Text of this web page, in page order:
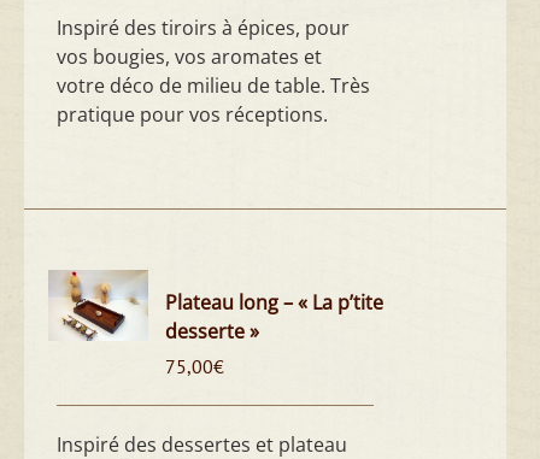
Inspiré des tiroirs à épices, pour
vos bougies, vos aromates et
votre déco de milieu de table. Très
pratique pour vos réceptions.
Plateau long – « La p’tite
desserte »
75,00€
Inspiré des dessertes et plateau